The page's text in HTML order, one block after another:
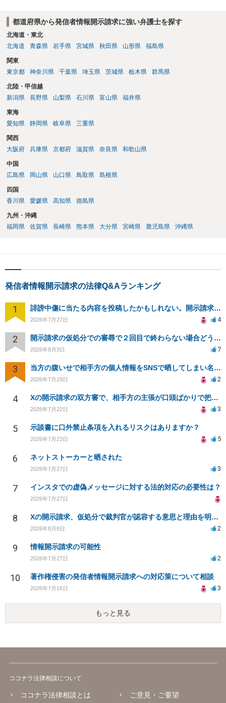
都道府県から発信者情報開示請求に強い弁護士を探す
北海道・東北
北海道
青森県 岩手県 宮城県 秋田県 山形県 福島県
関東
東京都
神奈川県 千葉県 埼玉県 茨城県 栃木県 群馬県
北陸・甲信越
新潟県
長野県 山梨県 石川県 富山県 福井県
東海
愛知県
静岡県 岐阜県 三重県
関西
大阪府
兵庫県 京都府 滋賀県 奈良県 和歌山県
中国
広島県
岡山県 山口県 鳥取県 島根県
四国
香川県
愛媛県 高知県 徳島県
九州・沖縄
福岡県
佐賀県 長崎県 熊本県 大分県 宮崎県 鹿児島県 沖縄県
発信者情報開示請求の法律Q&Aランキング
1 誹謗中傷に当たる内容を投稿したかもしれない。開示請求や民事刑事裁判に発展しうるのか教えて欲しい。
2026年7月27日 4
2 開示請求の仮処分での審尋で２回目で終わらない場合どうしたらいいですか
2026年8月3日 7
3 当方の腹いせで相手方の個人情報をSNSで晒してしまい名誉毀損させてしまったかもしれない
2026年7月29日 2
4 Xの開示請求の双方審で、相手方の主張が口頭ばかりで把握しきれません
2026年7月22日 3
5 示談書に口外禁止条項を入れるリスクはありますか？
2026年7月23日 5
6 ネットストーカーと晒された
2026年7月27日 3
7 インスタでの虚偽メッセージに対する法的対応の必要性は？
2026年7月27日
8 Xの開示請求、仮処分で裁判官が認容する意思と理由を明確化しても、相手側は争って引き延ばしますか
2026年8月8日 2
9 情報開示請求の可能性
2026年7月27日 2
10 著作権侵害の発信者情報開示請求への対応策について相談
2026年7月16日 3
もっと見る
ココナラ法律相談について
ココナラ法律相談とは ご意見・ご要望